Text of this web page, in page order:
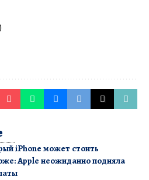
iPhone может стоить
Apple неожиданно подняла